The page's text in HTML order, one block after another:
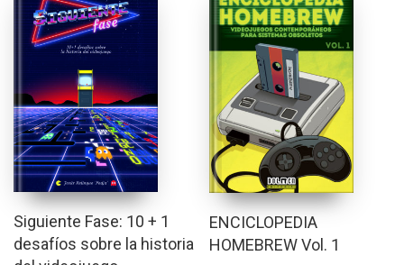
Siguiente Fase: 10 + 1
desafíos sobre la historia
ENCICLOPEDIA
HOMEBREW Vol. 1